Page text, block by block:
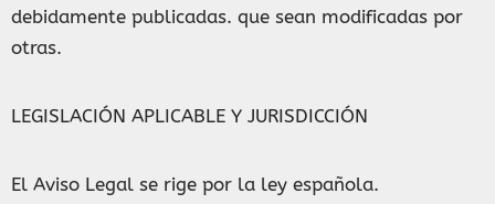
debidamente publicadas. que sean modificadas por
otras.
LEGISLACIÓN APLICABLE Y JURISDICCIÓN
El Aviso Legal se rige por la ley española.